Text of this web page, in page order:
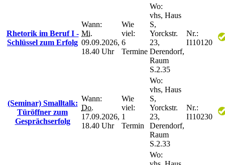
Rhetorik im Beruf I -
Schlüssel zum Erfolg
Wann:
Mi.
09.09.2026,
18.40 Uhr
Wie
viel:
6
Termine
Wo:
vhs, Haus
S,
Yorckstr.
23,
Derendorf,
Raum
S.2.35
Nr.:
I110120
(Seminar) Smalltalk:
Türöffner zum
Gesprächserfolg
Wann:
Do.
17.09.2026,
18.40 Uhr
Wie
viel:
1
Termin
Wo:
vhs, Haus
S,
Yorckstr.
23,
Derendorf,
Raum
S.2.33
Nr.:
I110230
Wo: